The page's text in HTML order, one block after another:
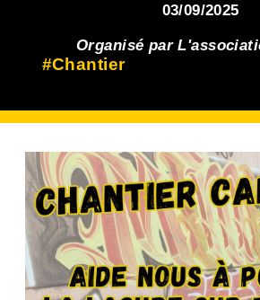
03/09/2025
Organisé par
#Chantier